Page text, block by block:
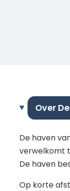
Over
De haven
verwelkomt
De haven
Op korte